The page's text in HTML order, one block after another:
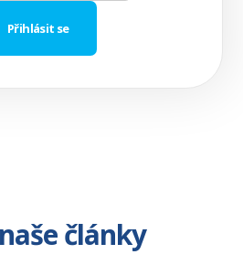
články